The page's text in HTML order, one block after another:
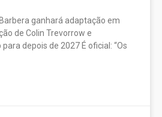
ganhará adaptação em
de Colin Trevorrow e
depois de 2027 É oficial: “Os